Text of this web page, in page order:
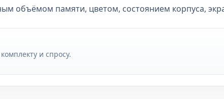
объёмом памяти, цветом, состоянием корпуса,
и спросу.